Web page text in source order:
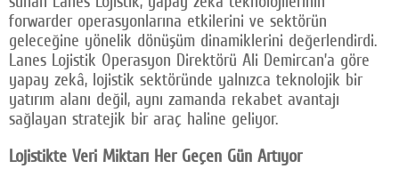
forwarder operasyonlarına etkilerini ve sektörün
geleceğine yönelik dönüşüm dinamiklerini değerlendirdi.
Lanes Lojistik Operasyon Direktörü Ali Demircan’a göre
yapay zekâ, lojistik sektöründe yalnızca teknolojik bir
yatırım alanı değil, aynı zamanda rekabet avantajı
sağlayan stratejik bir araç haline geliyor.
Lojistikte Veri Miktarı Her Geçen Gün Artıyor